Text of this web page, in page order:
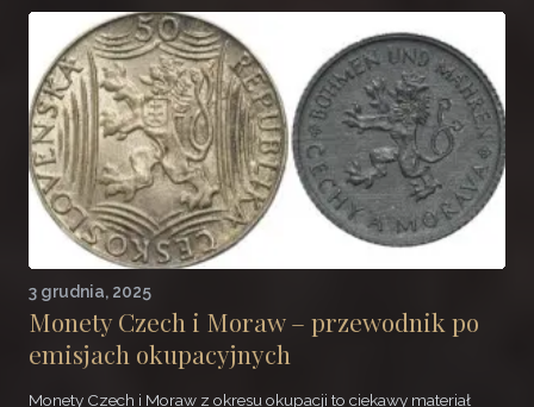
3 grudnia, 2025
Monety Czech i Moraw – przewodnik po
emisjach okupacyjnych
Monety Czech i Moraw z okresu okupacji to ciekawy materiał